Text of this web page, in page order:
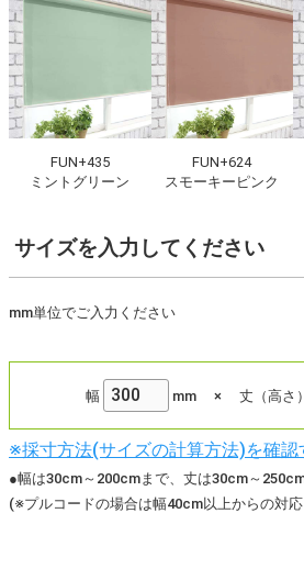
FUN+435
ミントグリーン
FUN+624
スモーキーピンク
サイズを入力してください
mm単位でご入力ください
幅 mm× 丈（高さ）
※採寸方法(サイズの計算方法)を確認
●幅は30cm～200cmまで、丈は30cm～
(※プルコードの場合は幅40cm以上からの対